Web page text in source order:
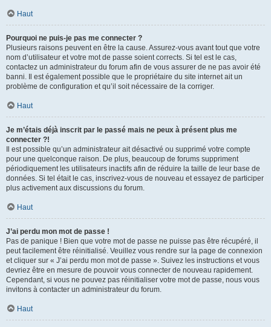
Haut
Pourquoi ne puis-je pas me connecter ?
Plusieurs raisons peuvent en être la cause. Assurez-vous avant tout que votre
nom d’utilisateur et votre mot de passe soient corrects. Si tel est le cas,
contactez un administrateur du forum afin de vous assurer de ne pas avoir été
banni. Il est également possible que le propriétaire du site internet ait un
problème de configuration et qu’il soit nécessaire de la corriger.
Haut
Je m’étais déjà inscrit par le passé mais ne peux à présent plus me
connecter ?!
Il est possible qu’un administrateur ait désactivé ou supprimé votre compte
pour une quelconque raison. De plus, beaucoup de forums suppriment
périodiquement les utilisateurs inactifs afin de réduire la taille de leur base de
données. Si tel était le cas, inscrivez-vous de nouveau et essayez de participer
plus activement aux discussions du forum.
Haut
J’ai perdu mon mot de passe !
Pas de panique ! Bien que votre mot de passe ne puisse pas être récupéré, il
peut facilement être réinitialisé. Veuillez vous rendre sur la page de connexion
et cliquer sur « J’ai perdu mon mot de passe ». Suivez les instructions et vous
devriez être en mesure de pouvoir vous connecter de nouveau rapidement.
Cependant, si vous ne pouvez pas réinitialiser votre mot de passe, nous vous
invitons à contacter un administrateur du forum.
Haut